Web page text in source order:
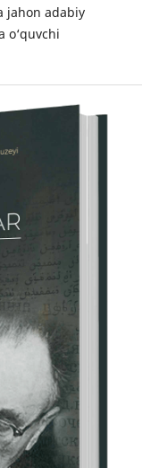
jahon adabiy
o‘quvchi